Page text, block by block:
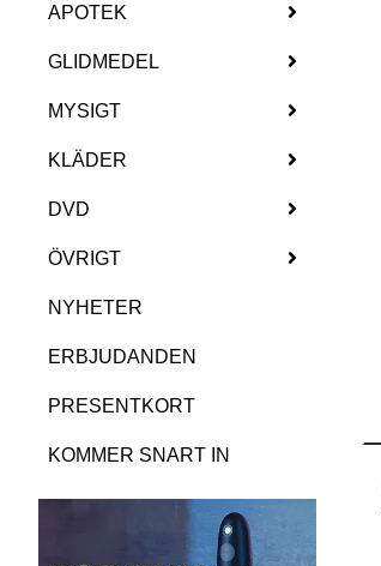
APOTEK
GLIDMEDEL
MYSIGT
KLÄDER
DVD
ÖVRIGT
NYHETER
ERBJUDANDEN
PRESENTKORT
KOMMER SNART IN